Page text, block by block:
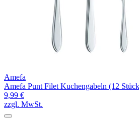
Amefa
Amefa Punt Filet Kuchengabeln (12
9,99 €
zzgl. MwSt.